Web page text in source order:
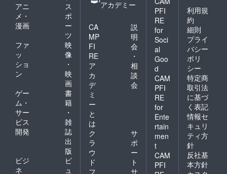
アニ
メ・
漫画
ス
ポ
ー
ツ
ファ
ッ
ショ
ン
映
像
・
映
画
ゲー
ム・
サー
ビス
開発
書
籍
・
雑
誌
出
版
ビジ
ネ
ビ
ュ
アカデミー
CA
MP
FI
RE
ア
カ
デ
ミ
ー
と
は
説
明
会
・
相
談
会
ク
ラ
ウ
ド
フ
サ
ポ
ー
ト
サ
PFI
RE
for
Soci
al
Goo
d
CAM
PFI
RE
for
Ente
rtain
men
t
CAM
PFI
利用規
約
細則
プライ
バシー
ポリ
シー
特定商
取引法
に基づ
く表記
情報セ
キュリ
ティ方
針
反社基
本方針